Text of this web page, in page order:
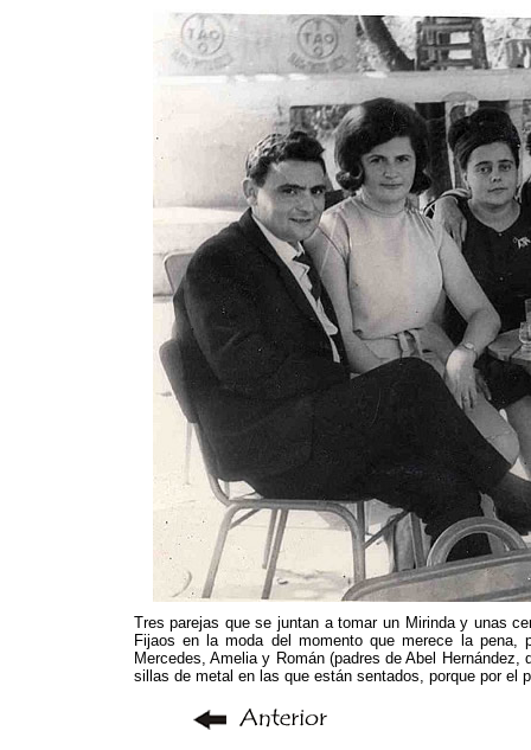
Tres parejas que se juntan a tomar un Mirinda y unas
Fijaos en la moda del momento que merece la
Mercedes, Amelia y Román (padres de Abel
sillas de metal en las que están sentados, porque por el